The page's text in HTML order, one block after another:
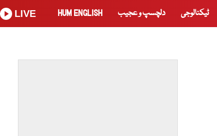
ٹیکنالوجی دلچسپ و عجیب HUM ENGLISH
LIVE